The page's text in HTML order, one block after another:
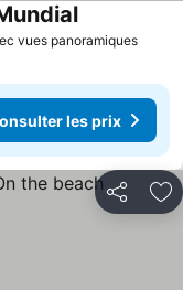
vues panoramiques
Consulter
les prix
Partager